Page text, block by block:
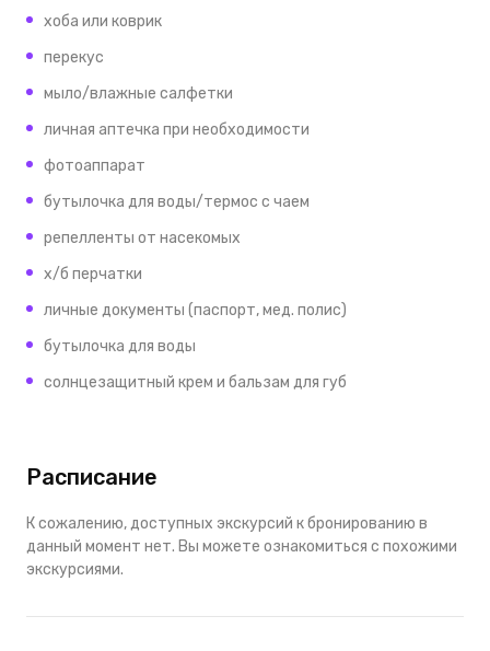
хоба или коврик
перекус
мыло/влажные салфетки
личная аптечка при необходимости
фотоаппарат
бутылочка для воды/термос с чаем
репелленты от насекомых
х/б перчатки
личные документы (паспорт, мед. полис)
бутылочка для воды
солнцезащитный крем и бальзам для губ
Расписание
К сожалению, доступных экскурсий к бронированию в
данный момент нет. Вы можете ознакомиться с похожими
экскурсиями.